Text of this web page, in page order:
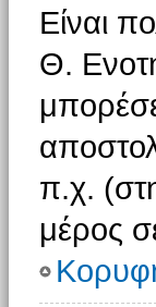
Είναι
Θ.
π.χ.
μέρος